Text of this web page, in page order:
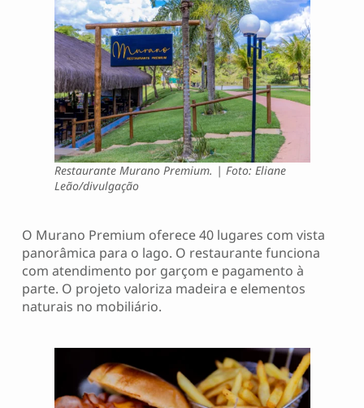
Restaurante Murano Premium. | Foto: Eliane
Leão/divulgação
O Murano Premium oferece 40 lugares com vista
panorâmica para o lago. O restaurante funciona
com atendimento por garçom e pagamento à
parte. O projeto valoriza madeira e elementos
naturais no mobiliário.